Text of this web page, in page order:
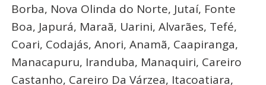
Borba, Nova Olinda do Norte, Jutaí, Fonte
Boa, Japurá, Maraã, Uarini, Alvarães, Tefé,
Coari, Codajás, Anori, Anamã, Caapiranga,
Manacapuru, Iranduba, Manaquiri, Careiro
Castanho, Careiro Da Várzea, Itacoatiara,